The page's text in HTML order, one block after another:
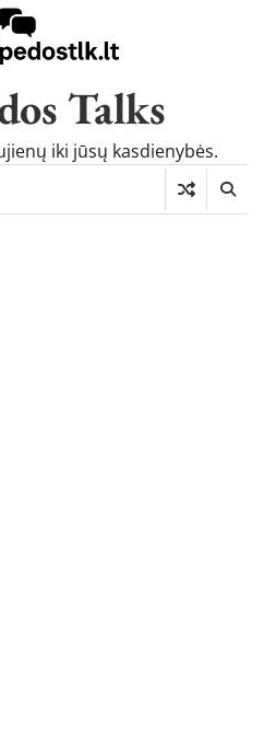
Talks
iki jūsų kasdienybės.